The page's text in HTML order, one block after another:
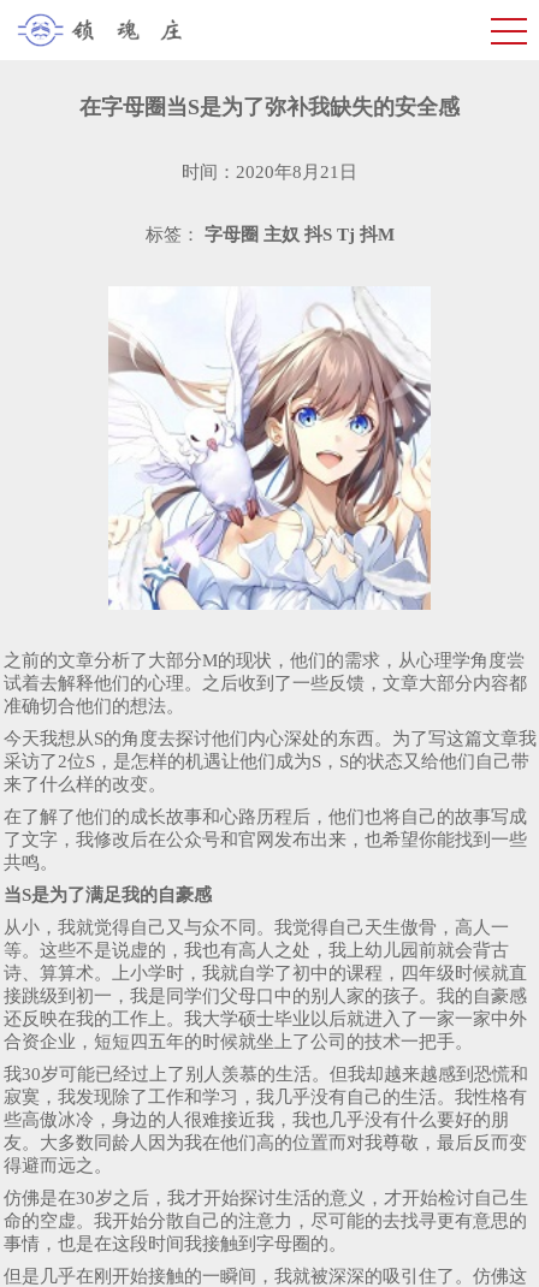
在字母圈当S是为了弥补我缺失的安全感
时间：2020年8月21日
标签： 字母圈 主奴 抖S Tj 抖M
之前的文章分析了大部分M的现状，他们的需求，从心理学角度尝
试着去解释他们的心理。之后收到了一些反馈，文章大部分内容都
准确切合他们的想法。
今天我想从S的角度去探讨他们内心深处的东西。为了写这篇文章我
采访了2位S，是怎样的机遇让他们成为S，S的状态又给他们自己带
来了什么样的改变。
在了解了他们的成长故事和心路历程后，他们也将自己的故事写成
了文字，我修改后在公众号和官网发布出来，也希望你能找到一些
共鸣。
当S是为了满足我的自豪感
从小，我就觉得自己又与众不同。我觉得自己天生傲骨，高人一
等。这些不是说虚的，我也有高人之处，我上幼儿园前就会背古
诗、算算术。上小学时，我就自学了初中的课程，四年级时候就直
接跳级到初一，我是同学们父母口中的别人家的孩子。我的自豪感
还反映在我的工作上。我大学硕士毕业以后就进入了一家一家中外
合资企业，短短四五年的时候就坐上了公司的技术一把手。
我30岁可能已经过上了别人羡慕的生活。但我却越来越感到恐慌和
寂寞，我发现除了工作和学习，我几乎没有自己的生活。我性格有
些高傲冰冷，身边的人很难接近我，我也几乎没有什么要好的朋
友。大多数同龄人因为我在他们高的位置而对我尊敬，最后反而变
得避而远之。
仿佛是在30岁之后，我才开始探讨生活的意义，才开始检讨自己生
命的空虚。我开始分散自己的注意力，尽可能的去找寻更有意思的
事情，也是在这段时间我接触到字母圈的。
但是几乎在刚开始接触的一瞬间，我就被深深的吸引住了。仿佛这